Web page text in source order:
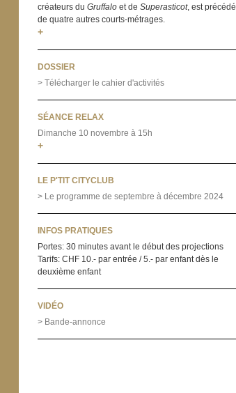
créateurs duGruffalo et deSuperasticot, est précédé
de quatre autres courts-métrages.
+
DOSSIER
> Télécharger le cahier d'activités
SÉANCE RELAX
Dimanche 10 novembre à 15h
+
LE P'TIT CITYCLUB
> Le programme de septembre à décembre 2024
INFOS PRATIQUES
Portes: 30 minutes avant le début des projections
Tarifs: CHF 10.- par entrée / 5.- par enfant dès le
deuxième enfant
VIDÉO
> Bande-annonce